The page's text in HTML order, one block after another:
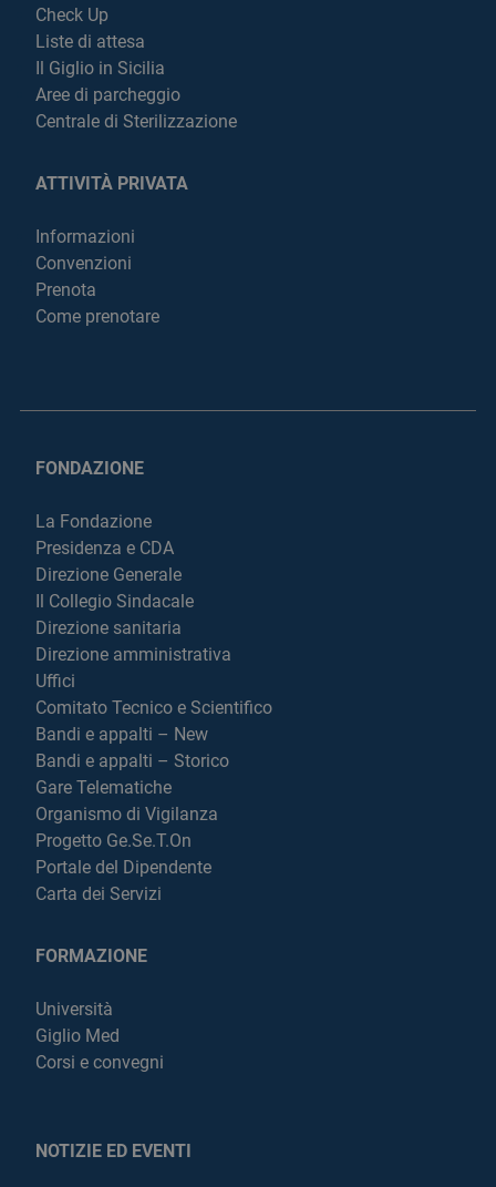
Check Up
Liste di attesa
Il Giglio in Sicilia
Aree di parcheggio
Centrale di Sterilizzazione
ATTIVITÀ PRIVATA
Informazioni
Convenzioni
Prenota
Come prenotare
FONDAZIONE
La Fondazione
Presidenza e CDA
Direzione Generale
Il Collegio Sindacale
Direzione sanitaria
Direzione amministrativa
Uffici
Comitato Tecnico e Scientifico
Bandi e appalti – New
Bandi e appalti – Storico
Gare Telematiche
Organismo di Vigilanza
Progetto Ge.Se.T.On
Portale del Dipendente
Carta dei Servizi
FORMAZIONE
Università
Giglio Med
Corsi e convegni
NOTIZIE ED EVENTI